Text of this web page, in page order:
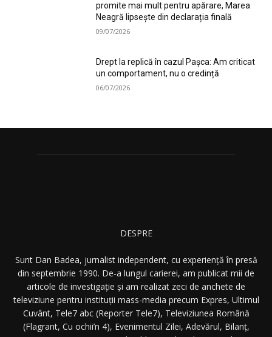
promite mai mult pentru apărare, Marea
Neagră lipsește din declarația finală
09/07/2026
Drept la replică în cazul Pașca: Am criticat
un comportament, nu o credință
06/07/2026
DESPRE
Sunt Dan Badea, jurnalist independent, cu experiență în presă
din septembrie 1990. De-a lungul carierei, am publicat mii de
articole de investigație și am realizat zeci de anchete de
televiziune pentru instituții mass-media precum Expres, Ultimul
Cuvânt, Tele7 abc (Reporter Tele7), Televiziunea Română
(Flagrant, Cu ochii’n 4), Evenimentul Zilei, Adevărul, Bilanț,